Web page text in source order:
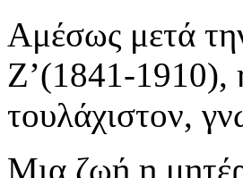
Αμέσως μετά
Ζ’(1841-1910),
τουλάχιστον,
Μια ζωή η